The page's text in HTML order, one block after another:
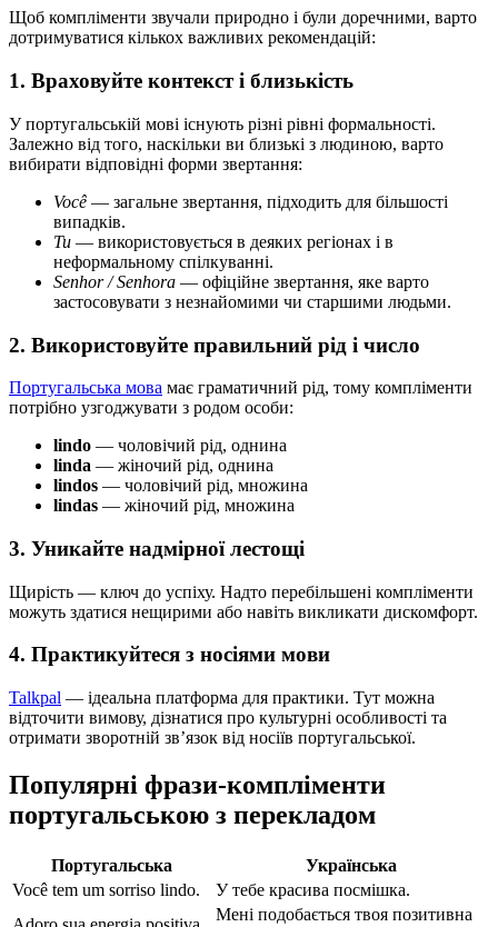
Щоб компліменти звучали природно і були доречними, варто
дотримуватися кількох важливих рекомендацій:
1. Враховуйте контекст і близькість
У португальській мові існують різні рівні формальності.
Залежно від того, наскільки ви близькі з людиною, варто
вибирати відповідні форми звертання:
Você — загальне звертання, підходить для більшості
випадків.
Tu — використовується в деяких регіонах і в
неформальному спілкуванні.
Senhor / Senhora — офіційне звертання, яке варто
застосовувати з незнайомими чи старшими людьми.
2. Використовуйте правильний рід і число
Португальська мова має граматичний рід, тому компліменти
потрібно узгоджувати з родом особи:
lindo — чоловічий рід, однина
linda — жіночий рід, однина
lindos — чоловічий рід, множина
lindas — жіночий рід, множина
3. Уникайте надмірної лестощі
Щирість — ключ до успіху. Надто перебільшені компліменти
можуть здатися нещирими або навіть викликати дискомфорт.
4. Практикуйтеся з носіями мови
Talkpal — ідеальна платформа для практики. Тут можна
відточити вимову, дізнатися про культурні особливості та
отримати зворотній зв’язок від носіїв португальської.
Популярні фрази-компліменти
португальською з перекладом
Португальська
Українська
Você tem um sorriso lindo.
У тебе красива посмішка.
Мені подобається твоя позитивна